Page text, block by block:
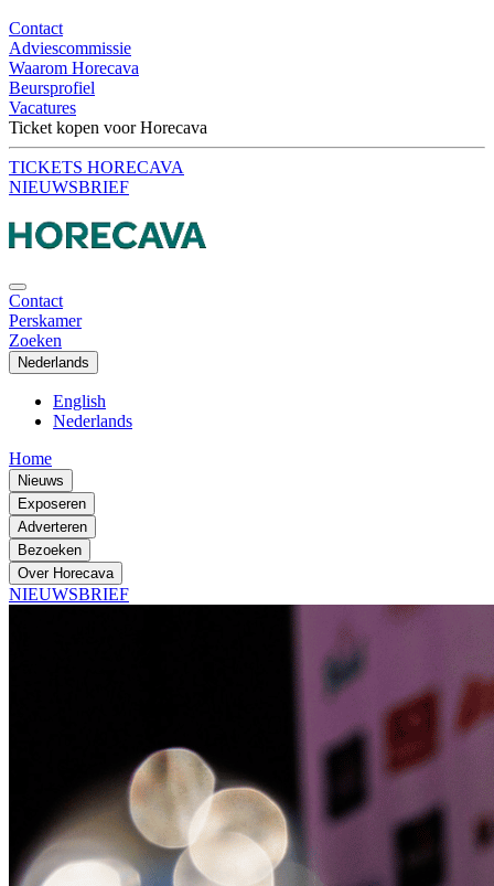
Contact
Adviescommissie
Waarom Horecava
Beursprofiel
Vacatures
Ticket kopen voor Horecava
TICKETS HORECAVA
NIEUWSBRIEF
Contact
Perskamer
Zoeken
Nederlands
English
Nederlands
Home
Nieuws
Exposeren
Adverteren
Bezoeken
Over Horecava
NIEUWSBRIEF